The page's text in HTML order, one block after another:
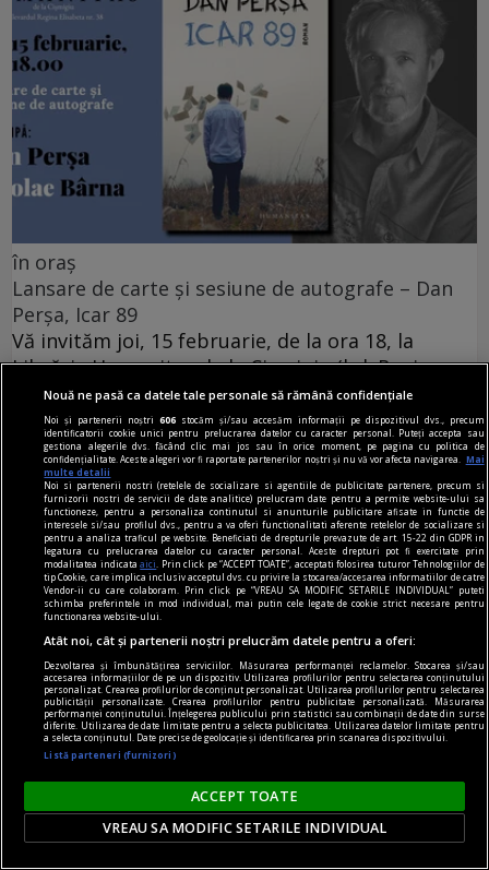
în oraș
Lansare de carte și sesiune de autografe – Dan
Perșa, Icar 89
Vă invităm joi, 15 februarie, de la ora 18, la
Librăria Humanitas de la Cişmigiu (bd. Regina
Elisabeta nr. 38), la o întâlnire cu Dan Perșa,
autorul romanului Icar 89, publicat în colecția de
literatură contemporană a Editurii Humanitas.
pentru poezie
Sfidarea convențiilor
O. Nimigean nu doar acordă cititorului acces la
Nouă ne pasă ca datele tale personale să rămână confidențiale
Noi și partenerii noștri606 stocăm și/sau accesăm informații pe dispozitivul dvs., precum
identificatorii cookie unici pentru prelucrarea datelor cu caracter personal. Puteți accepta sau
gestiona alegerile dvs. făcând clic mai jos sau în orice moment, pe pagina cu politica de
confidențialitate. Aceste alegeri vor fi raportate partenerilor noștri și nu vă vor afecta navigarea.
Mai
multe detalii
Noi si partenerii nostri (retelele de socializare si agentiile de publicitate partenere, precum si
furnizorii nostri de servicii de date analitice) prelucram date pentru a permite website-ului sa
functioneze, pentru a personaliza continutul si anunturile publicitare afisate in functie de
interesele si/sau profilul dvs., pentru a va oferi functionalitati aferente retelelor de socializare si
pentru a analiza traficul pe website. Beneficiati de drepturile prevazute de art. 15-22 din GDPR in
legatura cu prelucrarea datelor cu caracter personal. Aceste drepturi pot fi exercitate prin
modalitatea indicataaici
. Prin click pe “ACCEPT TOATE”, acceptati folosirea tuturor Tehnologiilor de
tip Cookie, care implica inclusiv acceptul dvs. cu privire la stocarea/accesarea informatiilor de catre
Vendor-ii cu care colaboram. Prin click pe “VREAU SA MODIFIC SETARILE INDIVIDUAL” puteti
schimba preferintele in mod individual, mai putin cele legate de cookie strict necesare pentru
functionarea website-ului.
Atât noi, cât și partenerii noștri prelucrăm datele pentru a oferi:
Dezvoltarea și îmbunătățirea serviciilor. Măsurarea performanței reclamelor. Stocarea și/sau
accesarea informațiilor de pe un dispozitiv. Utilizarea profilurilor pentru selectarea conținutului
personalizat. Crearea profilurilor de conținut personalizat. Utilizarea profilurilor pentru selectarea
publicității personalizate. Crearea profilurilor pentru publicitate personalizată. Măsurarea
performanței conținutului. Înțelegerea publicului prin statistici sau combinații de date din surse
diferite. Utilizarea de date limitate pentru a selecta publicitatea. Utilizarea datelor limitate pentru
a selecta conținutul. Date precise de geolocație și identificarea prin scanarea dispozitivului.
Listă parteneri (furnizori)
ACCEPT TOATE
VREAU SA MODIFIC SETARILE INDIVIDUAL